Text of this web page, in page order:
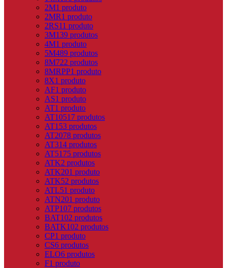
2M1 produto
2MR1 produto
2RS11 produto
3M139 produtos
4M1 produto
5M489 produtos
8M722 produtos
8MRPP1 produto
8X1 produto
AF1 produto
AS1 produto
AT1 produto
AT10517 produtos
AT153 produtos
AT2078 produtos
AT314 produtos
AT5175 produtos
ATK2 produtos
ATK201 produto
ATK52 produtos
ATL51 produto
ATN201 produto
ATP107 produtos
BAT102 produtos
BATK102 produtos
CP1 produto
CS6 produtos
ELO6 produtos
F1 produto